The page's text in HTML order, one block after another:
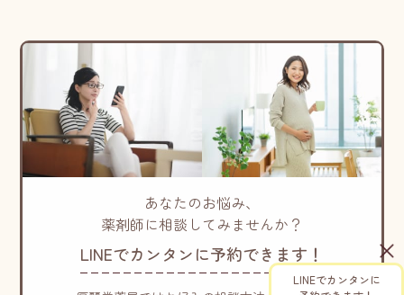
LINEでカンタンに
あなたのお悩み、
薬剤師に相談してみませんか？
LINEでカンタンに予約できます！